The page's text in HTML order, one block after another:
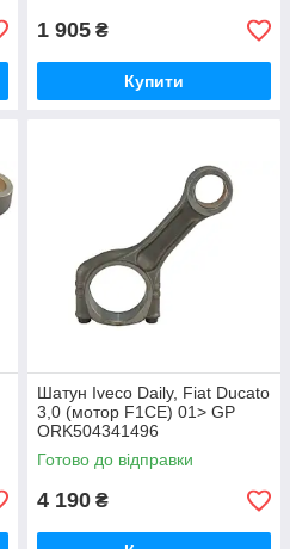
1 905 ₴
Купити
Шатун Iveco Daily, Fiat Ducato
3,0 (мотор F1CE) 01> GP
ORK504341496
Готово до відправки
4 190 ₴